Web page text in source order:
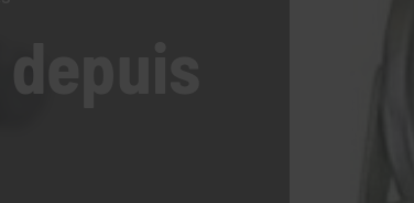
depuis